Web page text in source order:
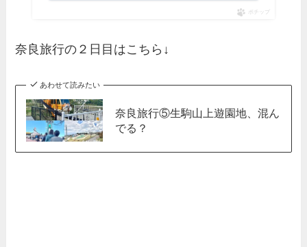
ポチップ
奈良旅行の２日目はこちら↓
あわせて読みたい
奈良旅行⑤生駒山上遊園地、混ん
でる？